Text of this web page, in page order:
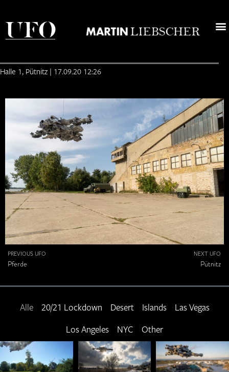
News>Ufo>
Halle 1, Pütnitz | 17.09.20 12:26
PREVIOUS UFO
Pferde
NEXT UFO
Pütnitz
Alle 20/21 Lockdown Desert Islands Las Vegas
Los Angeles NYC Other